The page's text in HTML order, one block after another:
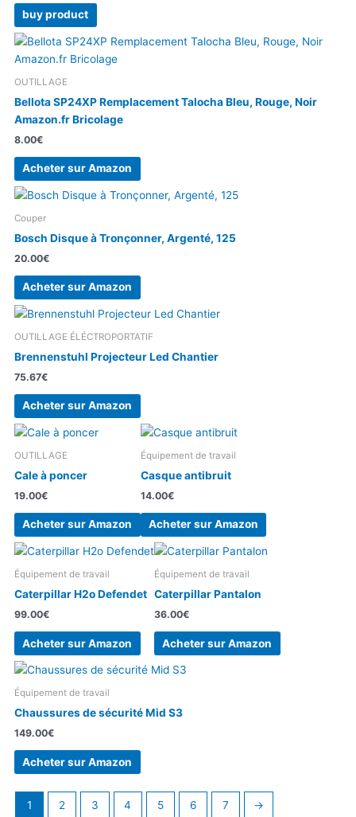
buy product
OUTILLAGE
Bellota SP24XP Remplacement Talocha Bleu, Rouge, Noir
Amazon.fr Bricolage
8.00€
Acheter sur Amazon
Couper
Bosch Disque à Tronçonner, Argenté, 125
20.00€
Acheter sur Amazon
OUTILLAGE ÉLÉCTROPORTATIF
Brennenstuhl Projecteur Led Chantier
75.67€
Acheter sur Amazon
OUTILLAGE
Cale à poncer
19.00€
Acheter sur Amazon
Équipement de travail
Casque antibruit
14.00€
Acheter sur Amazon
Équipement de travail
Caterpillar H2o Defendet
99.00€
Acheter sur Amazon
Équipement de travail
Caterpillar Pantalon
36.00€
Acheter sur Amazon
Équipement de travail
Chaussures de sécurité Mid S3
149.00€
Acheter sur Amazon
1 2 3 4 5 6 7 →